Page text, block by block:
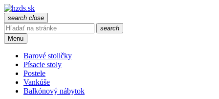
search close
search
Menu
Barové stoličky
Písacie stoly
Postele
Vankúše
Balkónový nábytok